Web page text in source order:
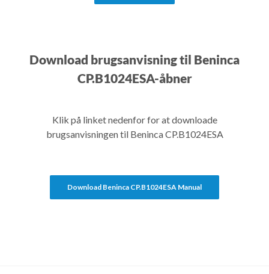
Download brugsanvisning til Beninca
CP.B1024ESA-åbner
Klik på linket nedenfor for at downloade
brugsanvisningen til Beninca CP.B1024ESA
Download Beninca CP.B1024ESA Manual